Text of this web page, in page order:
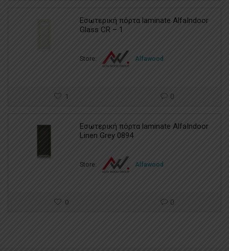
Εσωτερική πόρτα laminate AlfaIndoor
Glass CR – 1
Store: Alfawood
1 0
Εσωτερική πόρτα laminate AlfaIndoor
Linen Grey 0894
Store: Alfawood
0 0